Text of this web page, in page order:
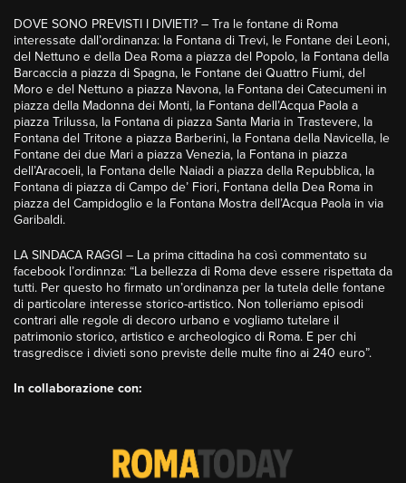
DOVE SONO PREVISTI I DIVIETI? – Tra le fontane di Roma
interessate dall’ordinanza: la Fontana di Trevi, le Fontane dei Leoni,
del Nettuno e della Dea Roma a piazza del Popolo, la Fontana della
Barcaccia a piazza di Spagna, le Fontane dei Quattro Fiumi, del
Moro e del Nettuno a piazza Navona, la Fontana dei Catecumeni in
piazza della Madonna dei Monti, la Fontana dell’Acqua Paola a
piazza Trilussa, la Fontana di piazza Santa Maria in Trastevere, la
Fontana del Tritone a piazza Barberini, la Fontana della Navicella, le
Fontane dei due Mari a piazza Venezia, la Fontana in piazza
dell’Aracoeli, la Fontana delle Naiadi a piazza della Repubblica, la
Fontana di piazza di Campo de’ Fiori, Fontana della Dea Roma in
piazza del Campidoglio e la Fontana Mostra dell’Acqua Paola in via
Garibaldi.
LA SINDACA RAGGI – La prima cittadina ha così commentato su
facebook l’ordinnza: “La bellezza di Roma deve essere rispettata da
tutti. Per questo ho firmato un’ordinanza per la tutela delle fontane
di particolare interesse storico-artistico. Non tolleriamo episodi
contrari alle regole di decoro urbano e vogliamo tutelare il
patrimonio storico, artistico e archeologico di Roma. E per chi
trasgredisce i divieti sono previste delle multe fino ai 240 euro”.
In collaborazione con: